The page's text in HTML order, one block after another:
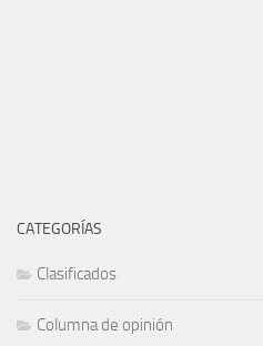
CATEGORÍAS
Clasificados
Columna de opinión